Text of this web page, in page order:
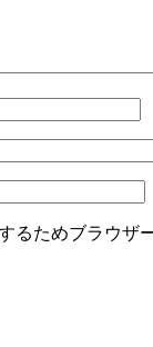
るためブラウザ